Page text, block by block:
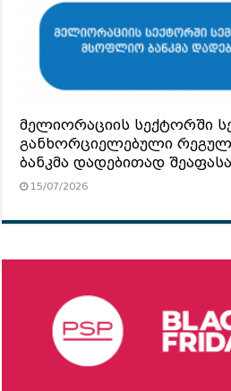
მელიორაციის სექტორში
განხორციელებული
ბანკმა დადებითად შეაფასა
15/07/2026